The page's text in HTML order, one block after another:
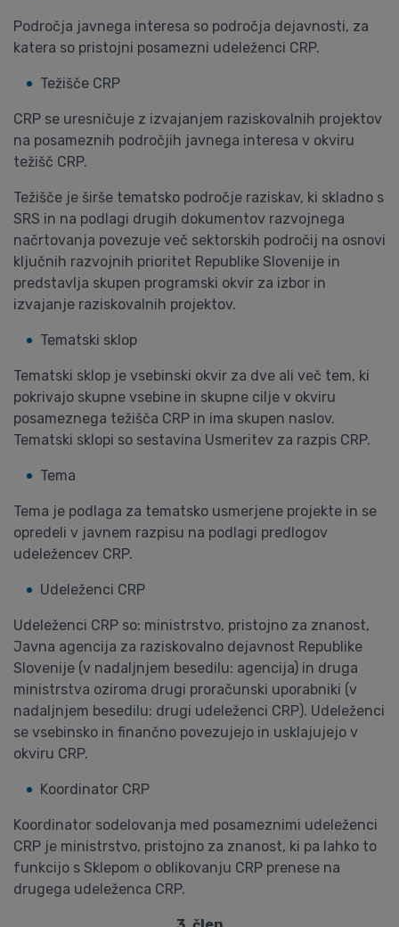
Področja javnega interesa so področja dejavnosti, za
katera so pristojni posamezni udeleženci CRP.
Težišče CRP
CRP se uresničuje z izvajanjem raziskovalnih projektov
na posameznih področjih javnega interesa v okviru
težišč CRP.
Težišče je širše tematsko področje raziskav, ki skladno s
SRS in na podlagi drugih dokumentov razvojnega
načrtovanja povezuje več sektorskih področij na osnovi
ključnih razvojnih prioritet Republike Slovenije in
predstavlja skupen programski okvir za izbor in
izvajanje raziskovalnih projektov.
Tematski sklop
Tematski sklop je vsebinski okvir za dve ali več tem, ki
pokrivajo skupne vsebine in skupne cilje v okviru
posameznega težišča CRP in ima skupen naslov.
Tematski sklopi so sestavina Usmeritev za razpis CRP.
Tema
Tema je podlaga za tematsko usmerjene projekte in se
opredeli v javnem razpisu na podlagi predlogov
udeležencev CRP.
Udeleženci CRP
Udeleženci CRP so: ministrstvo, pristojno za znanost,
Javna agencija za raziskovalno dejavnost Republike
Slovenije (v nadaljnjem besedilu: agencija) in druga
ministrstva oziroma drugi proračunski uporabniki (v
nadaljnjem besedilu: drugi udeleženci CRP). Udeleženci
se vsebinsko in finančno povezujejo in usklajujejo v
okviru CRP.
Koordinator CRP
Koordinator sodelovanja med posameznimi udeleženci
CRP je ministrstvo, pristojno za znanost, ki pa lahko to
funkcijo s Sklepom o oblikovanju CRP prenese na
drugega udeleženca CRP.